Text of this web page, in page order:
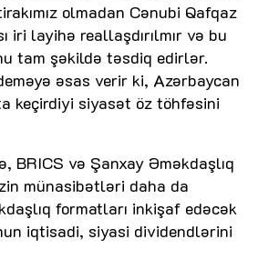
olmadan Cənubi Qafqaz
iri layihə reallaşdırılmır və bu
tam şəkildə təsdiq edirlər.
əsas verir ki, Azərbaycan
keçirdiyi siyasət öz töhfəsini
BRICS və Şanxay Əməkdaşlıq
münasibətləri daha da
formatları inkişaf edəcək
iqtisadi, siyasi dividendlərini